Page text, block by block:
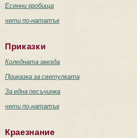
Есенни гробища
чети по-нататък
Приказки
Коледната звезда
Приказка за светулката
За една песъчинка
чети по-нататък
Краезнание